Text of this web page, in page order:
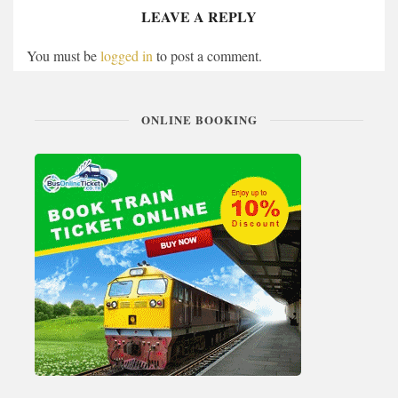
LEAVE A REPLY
You must belogged in to post a comment.
ONLINE BOOKING